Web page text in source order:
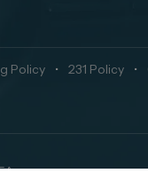
Policy • 231 Policy •